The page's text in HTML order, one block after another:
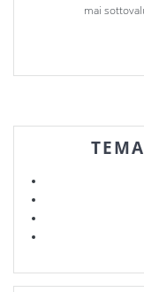
mai